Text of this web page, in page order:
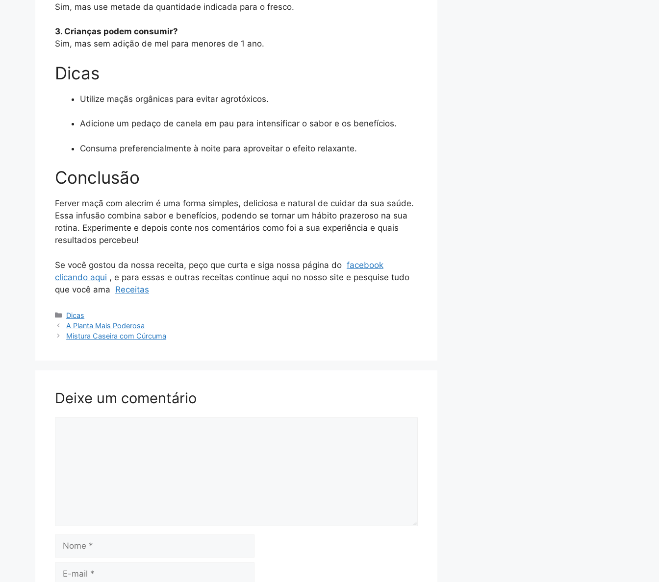
Sim, mas use metade da quantidade indicada para o fresco.
3. Crianças podem consumir?
Sim, mas sem adição de mel para menores de 1 ano.
Dicas
Utilize maçãs orgânicas para evitar agrotóxicos.
Adicione um pedaço de canela em pau para intensificar o sabor e os benefícios.
Consuma preferencialmente à noite para aproveitar o efeito relaxante.
Conclusão
Ferver maçã com alecrim é uma forma simples, deliciosa e natural de cuidar da sua saúde.
Essa infusão combina sabor e benefícios, podendo se tornar um hábito prazeroso na sua
rotina. Experimente e depois conte nos comentários como foi a sua experiência e quais
resultados percebeu!
Se você gostou da nossa receita, peço que curta e siga nossa página do facebook
clicando aqui , e para essas e outras receitas continue aqui no nosso site e pesquise tudo
que você ama Receitas
Categorias
Dicas
A Planta Mais Poderosa
Mistura Caseira com Cúrcuma
Deixe um comentário
mail